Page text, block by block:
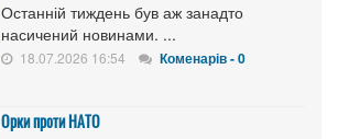
Останній тиждень був аж занадто
насичений новинами. ...
18.07.2026 16:54 Коменарів - 0
Орки проти НАТО